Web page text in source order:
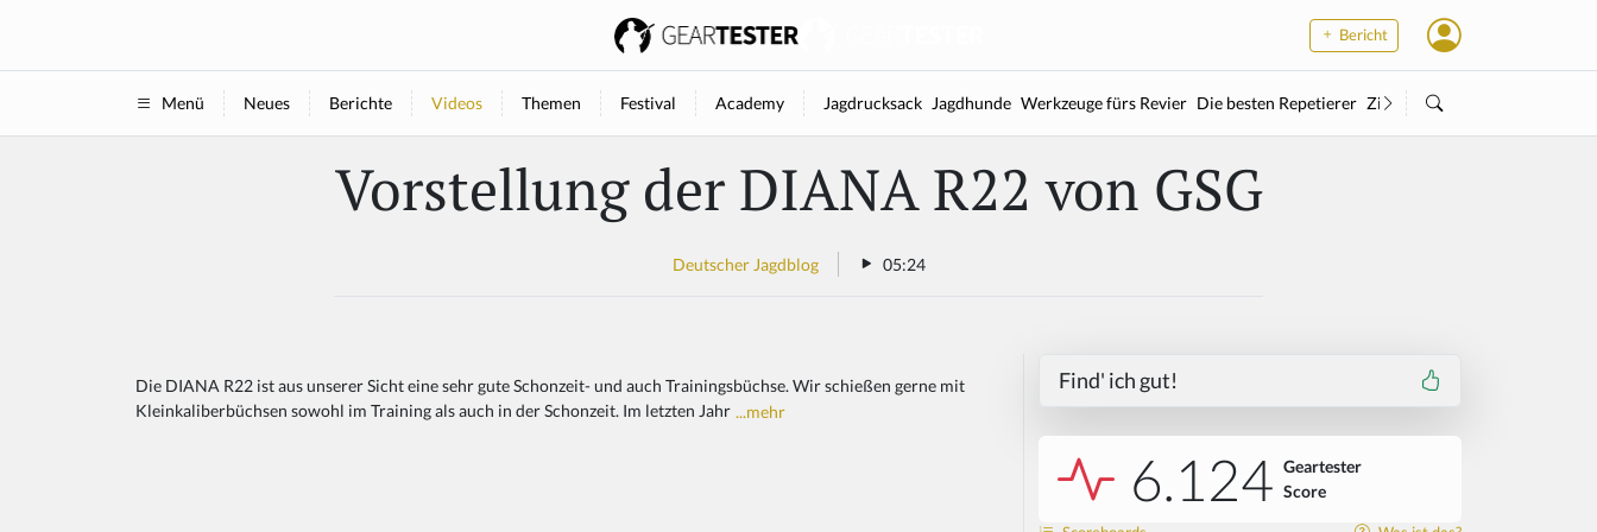
Bericht
Menü Neues Berichte Videos Themen Festival Academy Jagdrucksack Jagdhunde Werkzeuge fürs Revier Die besten Repetierer Zielstock
Vorstellung der DIANA R22 von GSG
Deutscher Jagdblog 05:24
Die DIANA R22 ist aus unserer Sicht eine sehr gute Schonzeit- und auch Trainingsbüchse. Wir schießen gerne mit
Kleinkaliberbüchsen sowohl im Training als auch in der Schonzeit. Im letzten Jahr ...mehr
Find' ich gut!
6.124 Geartester
Score